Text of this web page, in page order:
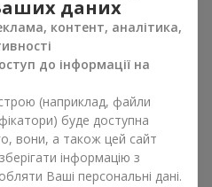
вибрати букети з
На наших сторінках ви можете
квітів;
сезонними рослинами;
класичними трояндами;
ніжної зелені.
сезонні квіти, які доступні
даних
контент, аналітика,
до інформації на
(наприклад, файли
буде доступна
вони, а також цей сайт
інформацію з
Ваші персональні дані.